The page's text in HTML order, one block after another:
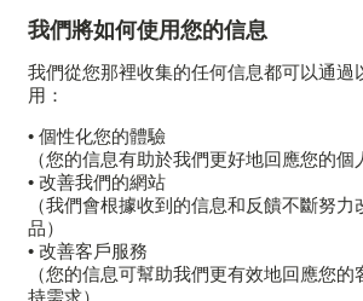
我們將如何使用您的信息
我們從您那裡收集的任何信息都可以通過
用：
• 個性化您的體驗
（您的信息有助於我們更好地回應您的個
• 改善我們的網站
（我們會根據收到的信息和反饋不斷努
品）
• 改善客戶服務
（您的信息可幫助我們更有效地回應您
持需求）